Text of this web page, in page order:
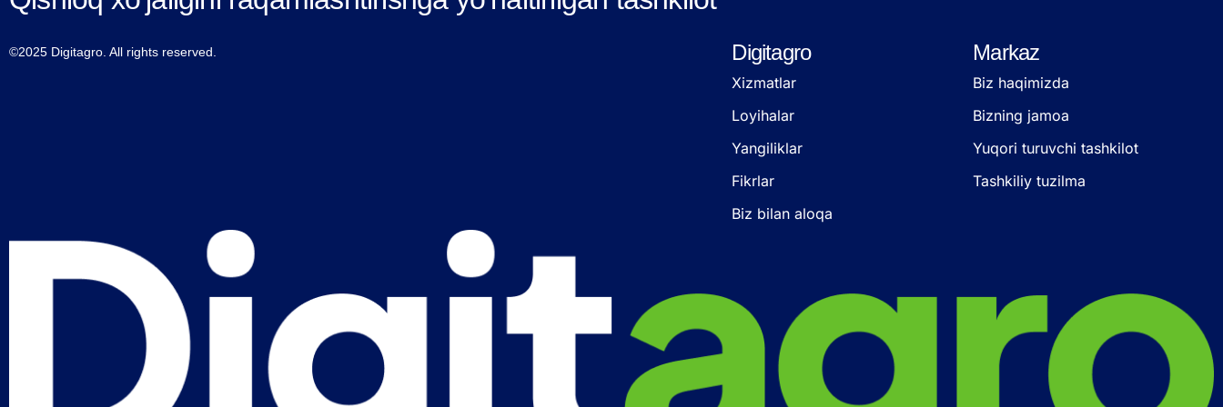
©2025 Digitagro. All rights reserved. Digitagro
Xizmatlar
Loyihalar
Yangiliklar
Fikrlar
Biz bilan aloqa
Markaz
Biz haqimizda
Bizning jamoa
Yuqori turuvchi tashkilot
Tashkiliy tuzilma